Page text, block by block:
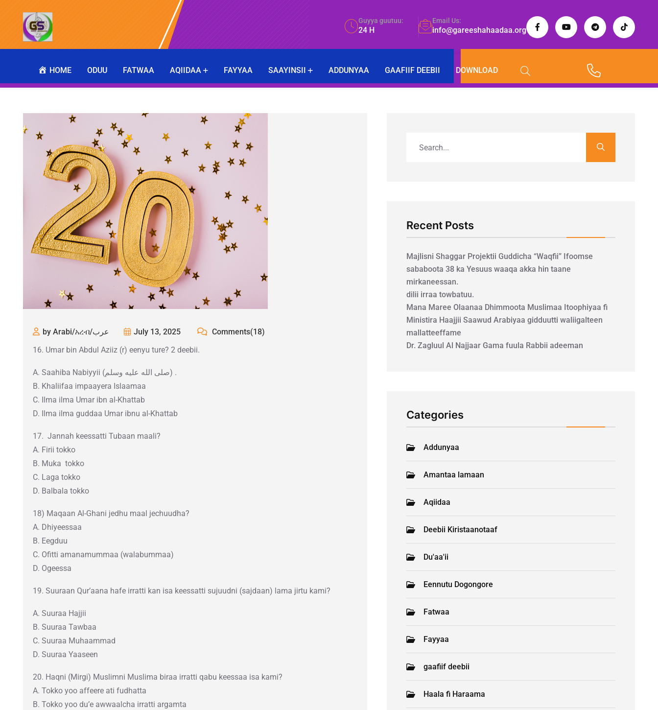
Guyya guutuu:
24 H
Email Us:
info@gareeshahaadaa.org
HOME ODUU FATWAA AQIIDAA FAYYAA SAAYINSII ADDUNYAA GAAFIIF DEEBII DOWNLOAD
by Arabi/አረብ/عرب July 13, 2025
Comments(18)
16. Umar bin Abdul Aziiz (r) eenyu ture? 2 deebii.
A. Saahiba Nabiyyii (صلى الله عليه وسلم) .
B. Khaliifaa impaayera Islaamaa
C. Ilma ilma Umar ibn al-Khattab
D. Ilma ilma guddaa Umar ibnu al-Khattab
17. Jannah keessatti Tubaan maali?
A. Firii tokko
B. Muka tokko
C. Laga tokko
D. Balbala tokko
18) Maqaan Al-Ghani jedhu maal jechuudha?
A. Dhiyeessaa
B. Eegduu
C. Ofitti amanamummaa (walabummaa)
D. Ogeessa
19. Suuraan Qur’aana hafe irratti kan isa keessatti sujuudni (sajdaan) lama jirtu kami?
A. Suuraa Hajjii
B. Suuraa Tawbaa
C. Suuraa Muhaammad
D. Suuraa Yaaseen
20. Haqni (Mirgi) Muslimni Muslima biraa irratti qabu keessaa isa kami?
A. Tokko yoo affeere ati fudhatta
B. Tokko yoo du’e awwaalcha irratti argamta
Recent Posts
Majlisni Shaggar Projektii Guddicha “Waqfii” Ifoomse
sababoota 38 ka Yesuus waaqa akka hin taane
mirkaneessan.
dilii irraa towbatuu.
Mana Maree Olaanaa Dhimmoota Muslimaa Itoophiyaa fi
Ministira Haajjii Saawud Arabiyaa gidduutti waliigalteen
mallatteeffame
Dr. Zagluul Al Najjaar Gama fuula Rabbii adeeman
Categories
Addunyaa
Amantaa lamaan
Aqiidaa
Deebii Kiristaanotaaf
Du'aa'ii
Eennutu Dogongore
Fatwaa
Fayyaa
gaafiif deebii
Haala fi Haraama